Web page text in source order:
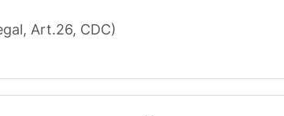
Art.26, CDC)